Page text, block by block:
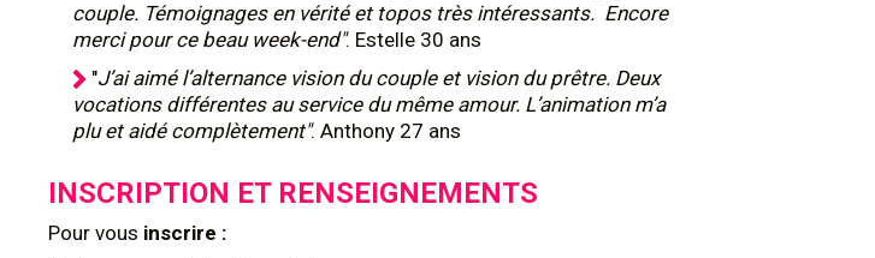
couple. Témoignages en vérité et topos très intéressants. Encore
merci pour ce beau week-end". Estelle 30 ans
"J’ai aimé l’alternance vision du couple et vision du prêtre. Deux
vocations différentes au service du même amour. L’animation m’a
plu et aidé complètement". Anthony 27 ans
INSCRIPTION ET RENSEIGNEMENTS
Pour vous inscrire :